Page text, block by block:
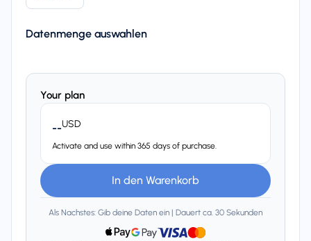
Datenmenge auswahlen
Your plan
--USD
Activate and use within 365 days of purchase.
In den Warenkorb
Als Nachstes: Gib deine Daten ein | Dauert ca. 30 Sekunden